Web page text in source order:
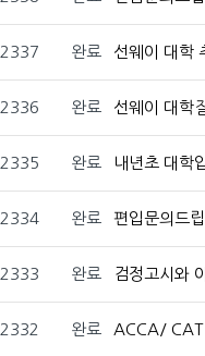
2337 완료 선웨이 대학
2336 완료 선웨이 대학
2335 완료 내년초 대학
2334 완료 편입문의드
2333 완료 검정고시와
2332 완료 ACCA/ CAT